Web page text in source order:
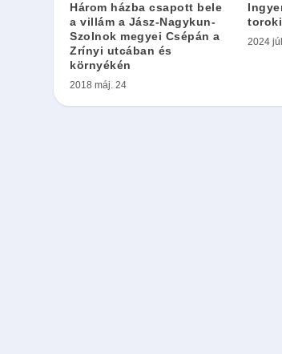
Három házba csapott bele
a villám a Jász-Nagykun-
Szolnok megyei Csépán a
Zrínyi utcában és
környékén
2018 máj. 24
2024